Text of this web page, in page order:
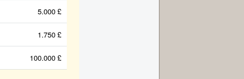
5.000 £
1.750 £
100.000 £